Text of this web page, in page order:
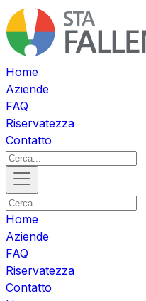
Home
Aziende
FAQ
Riservatezza
Contatto
Home
Aziende
FAQ
Riservatezza
Contatto